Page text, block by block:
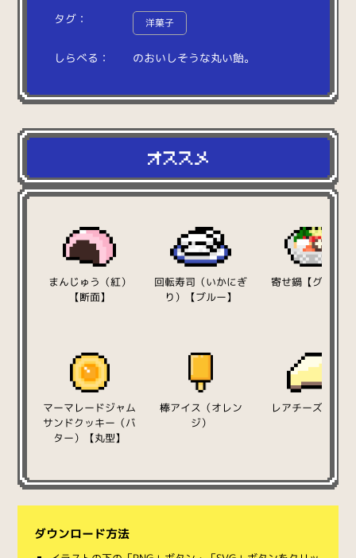
タグ：
洋菓子
しらべる： のおい しそうな丸い飴。
まんじゅう（紅）
【断面】
回転寿司（いかにぎ
り）【ブルー】
寄せ鍋【グレー】
マーマレードジャム
サンドクッキー（バ
ター）【丸型】
棒アイス（オレン
ジ）
レアチーズケーキ
ダウンロード方法